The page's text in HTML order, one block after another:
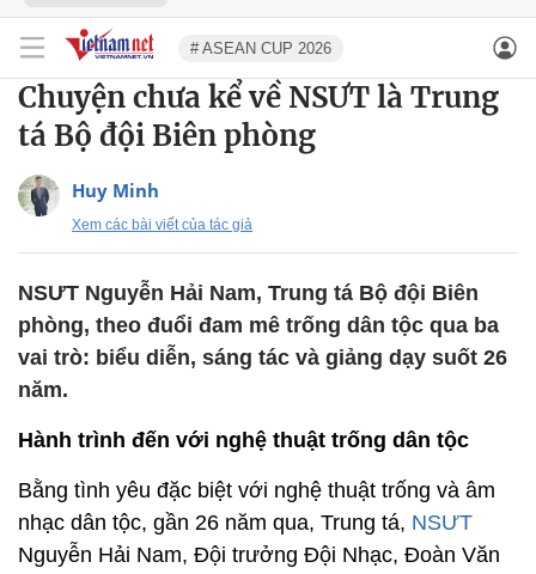
# ASEAN CUP 2026
Chuyện chưa kể về NSƯT là Trung
tá Bộ đội Biên phòng
Huy Minh
Xem các bài viết của tác giả
NSƯT Nguyễn Hải Nam, Trung tá Bộ đội Biên
phòng, theo đuổi đam mê trống dân tộc qua ba
vai trò: biểu diễn, sáng tác và giảng dạy suốt 26
năm.
Hành trình đến với nghệ thuật trống dân tộc
Bằng tình yêu đặc biệt với nghệ thuật trống và âm
nhạc dân tộc, gần 26 năm qua, Trung tá, NSƯT
Nguyễn Hải Nam, Đội trưởng Đội Nhạc, Đoàn Văn